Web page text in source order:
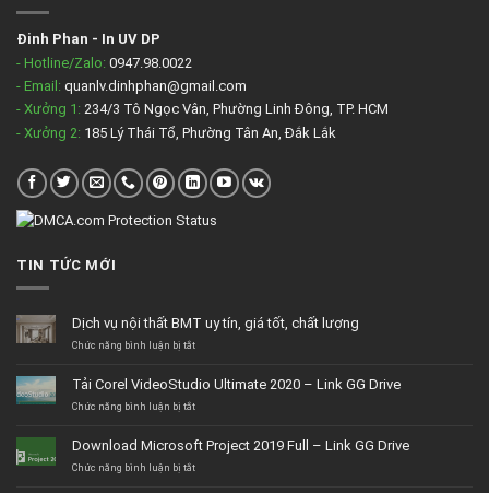
Đinh Phan - In UV DP
- Hotline/Zalo: 0947.98.0022
- Email: quanlv.dinhphan@gmail.com
- Xưởng 1: 234/3 Tô Ngọc Vân, Phường Linh Đông, TP. HCM
- Xưởng 2: 185 Lý Thái Tổ, Phường Tân An, Đắk Lắk
TIN TỨC MỚI
Dịch vụ nội thất BMT uy tín, giá tốt, chất lượng
Chức năng bình luận bị tắtở
nội
thất
tín,
giá
Tải Corel VideoStudio Ultimate 2020 – Link GG Drive
Chức năng bình luận bị tắtở
VideoStudio
Ultimate
Download Microsoft Project 2019 Full – Link GG Drive
Chức năng bình luận bị tắtở